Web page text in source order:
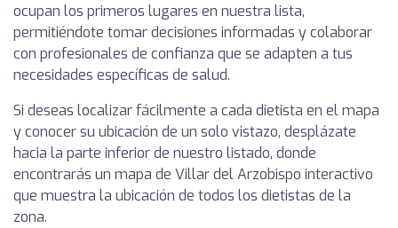
ocupan los primeros lugares en nuestra lista,
permitiéndote tomar decisiones informadas y colaborar
con profesionales de confianza que se adapten a tus
necesidades específicas de salud.
Si deseas localizar fácilmente a cada dietista en el mapa
y conocer su ubicación de un solo vistazo, desplázate
hacia la parte inferior de nuestro listado, donde
encontrarás un mapa de Villar del Arzobispo interactivo
que muestra la ubicación de todos los dietistas de la
zona.